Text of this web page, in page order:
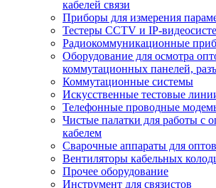
кабелей связи
Приборы для измерения
Тестеры CCTV и IP-
Радиокоммуникационные
Оборудование для осмотра
коммутационных панелей,
Коммутационные системы
Искусственные тестовые
Телефонные проводные
Чистые палатки для работы с
кабелем
Сварочные аппараты для
Вентиляторы кабельных
Прочее оборудование
Инструмент для связистов